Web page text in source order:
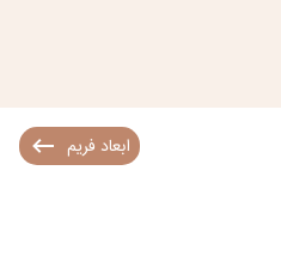
ابعاد فریم